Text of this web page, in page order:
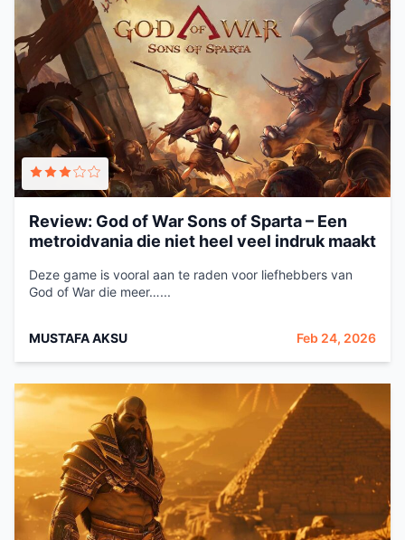
Review: God of War Sons of Sparta – Een
metroidvania die niet heel veel indruk maakt
Deze game is vooral aan te raden voor liefhebbers van
God of War die meer…...
MUSTAFA AKSU Feb 24, 2026